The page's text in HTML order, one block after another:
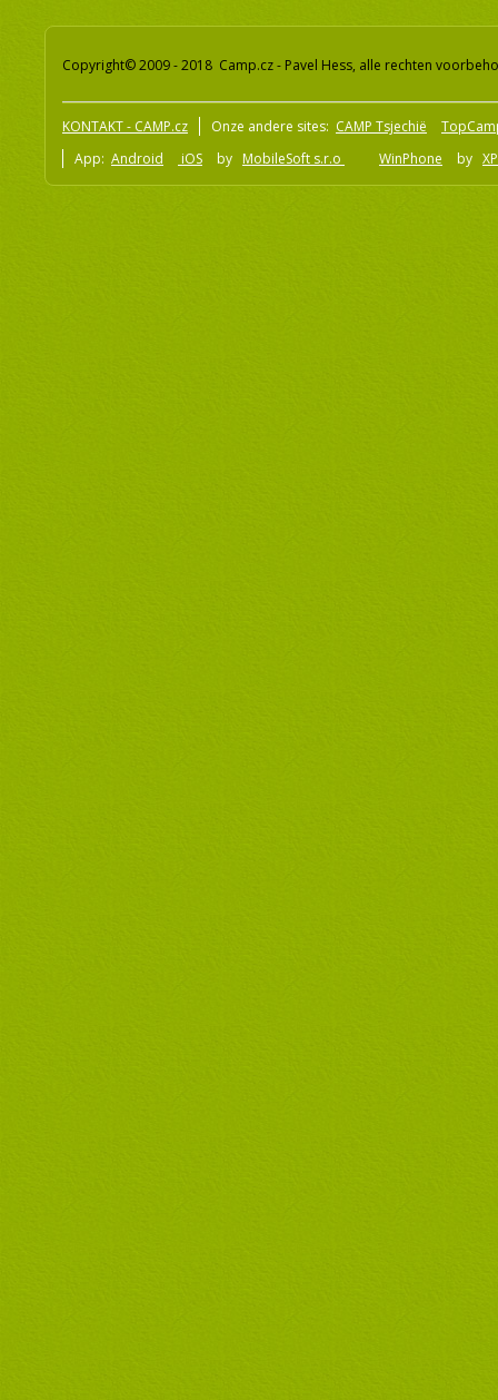
Copyright© 2009 - 2018 Camp.cz - Pavel Hess, alle rechten
KONTAKT - CAMP.cz Onze andere sites: CAMP Tsjechië
App: Android iOS by MobileSoft s.r.o WinPhone by